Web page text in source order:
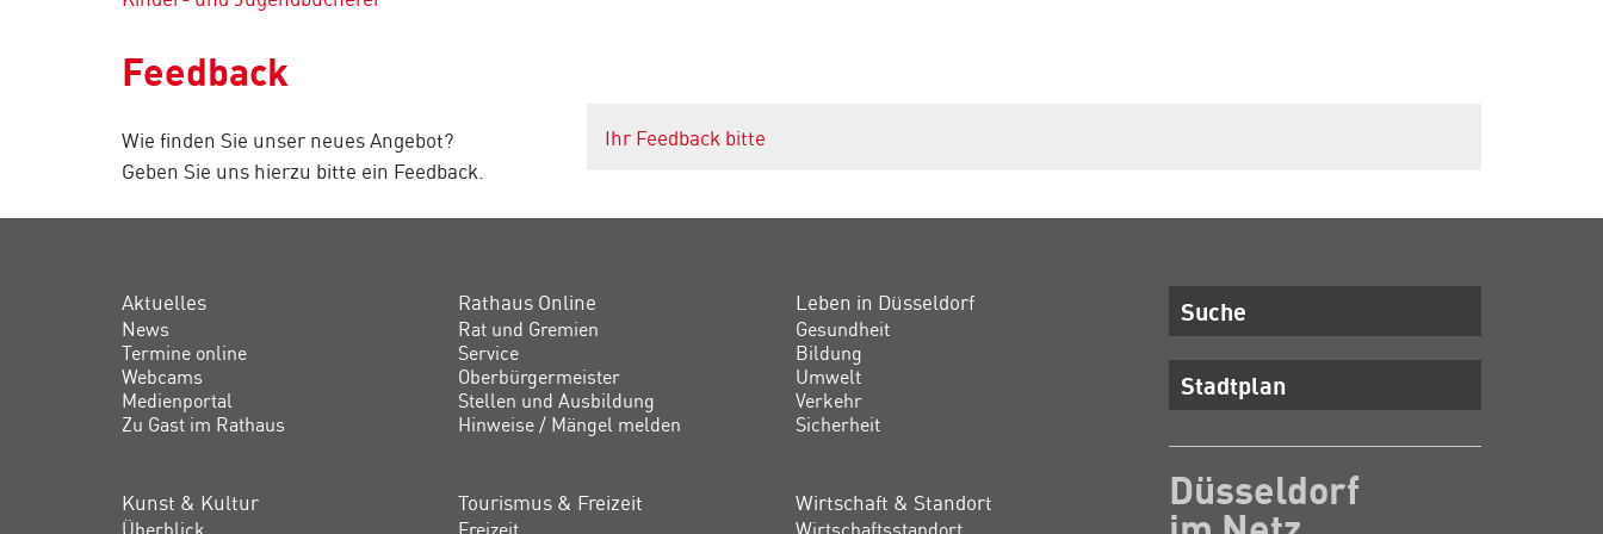
Feedback
Wie finden Sie unser neues Angebot?
Geben Sie uns hierzu bitte ein Feedback.
Ihr Feedback bitte
Aktuelles
News
Termine online
Webcams
Medienportal
Zu Gast im Rathaus
Rathaus Online
Rat und Gremien
Service
Oberbürgermeister
Stellen und Ausbildung
Hinweise / Mängel melden
Leben in Düsseldorf
Gesundheit
Bildung
Umwelt
Verkehr
Sicherheit
Kunst & Kultur
Überblick
Tourismus & Freizeit
Freizeit
Wirtschaft & Standort
Wirtschaftsstandort
Suche
Stadtplan
Düsseldorf